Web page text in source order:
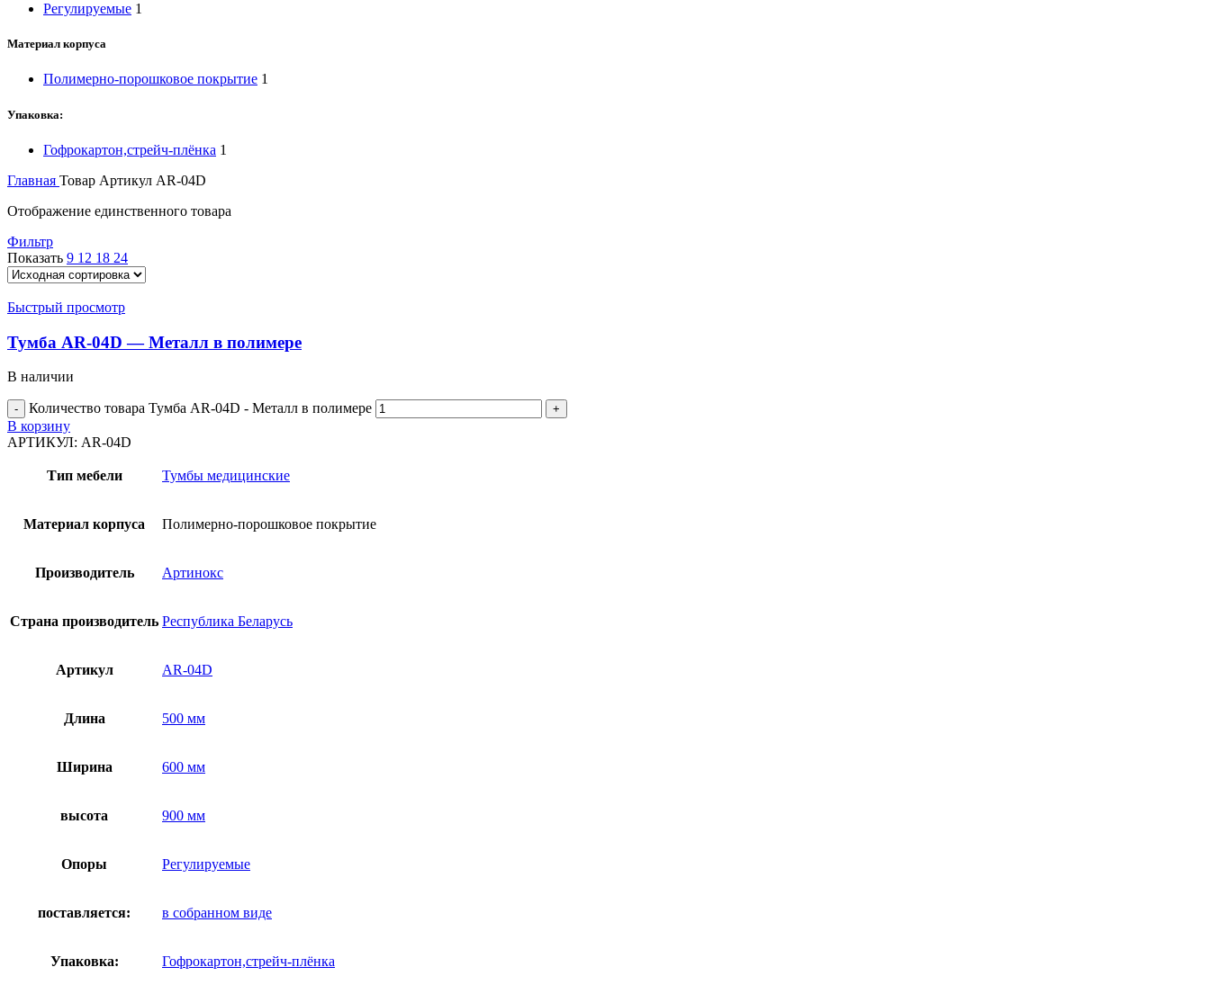
Регулируемые 1
Материал корпуса
Полимерно-порошковое покрытие 1
Упаковка:
Гофрокартон,стрейч-плёнка 1
Главная Товар Артикул AR-04D
Отображение единственного товара
Фильтр
Показать 9 12 18 24
Быстрый просмотр
Тумба AR-04D — Металл в полимере
В наличии
Количество товара Тумба AR-04D - Металл в полимере
В корзину
АРТИКУЛ: AR-04D
Тип мебели Тумбы медицинские
Материал корпуса Полимерно-порошковое покрытие
Производитель Артинокс
Страна производитель Республика Беларусь
Артикул AR-04D
Длина 500 мм
Ширина 600 мм
высота 900 мм
Опоры Регулируемые
поставляется: в собранном виде
Упаковка: Гофрокартон,стрейч-плёнка